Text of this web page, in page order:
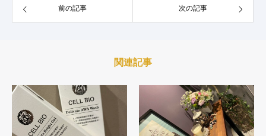
前の記事 次の記事
関連記事